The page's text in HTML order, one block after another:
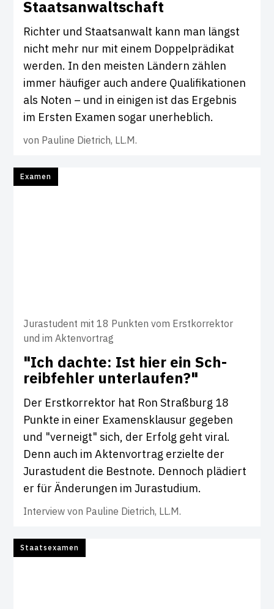
Staats­an­walt­schaft
Richter und Staatsanwalt kann man längst
nicht mehr nur mit einem Doppelprädikat
werden. In den meisten Ländern zählen
immer häufiger auch andere Qualifikationen
als Noten – und in einigen ist das Ergebnis
im Ersten Examen sogar unerheblich.
von Pauline Dietrich, LL.M.
Examen
Jurastudent mit 18 Punkten vom Erstkorrektor
und im Aktenvortrag
"Ich dachte: Ist hier ein Sch­
reib­fehler unter­laufen?"
Der Erstkorrektor hat Ron Straßburg 18
Punkte in einer Examensklausur gegeben
und "verneigt" sich, der Erfolg geht viral.
Denn auch im Aktenvortrag erzielte der
Jurastudent die Bestnote. Dennoch plädiert
er für Änderungen im Jurastudium.
Interview von Pauline Dietrich, LL.M.
Staatsexamen